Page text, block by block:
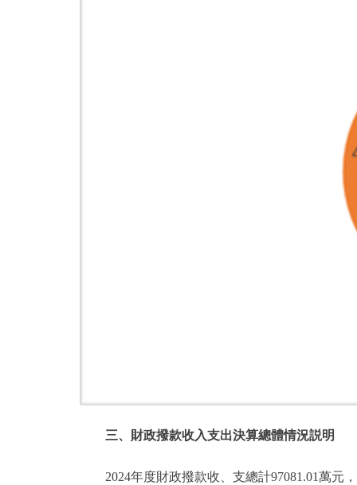
三、財政撥款收入支出決算總體情況説明
2024年度財政撥款收、支總計97081.01萬元